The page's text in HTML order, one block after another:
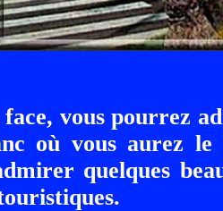
vous pourrez
où vous aurez
quelques